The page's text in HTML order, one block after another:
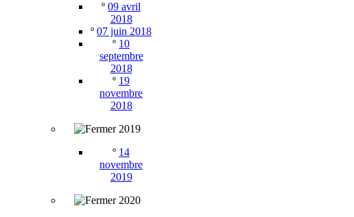
º 09 avril
2018
º 07 juin 2018
º 10
septembre
2018
º 19
novembre
2018
2019
º 14
novembre
2019
2020